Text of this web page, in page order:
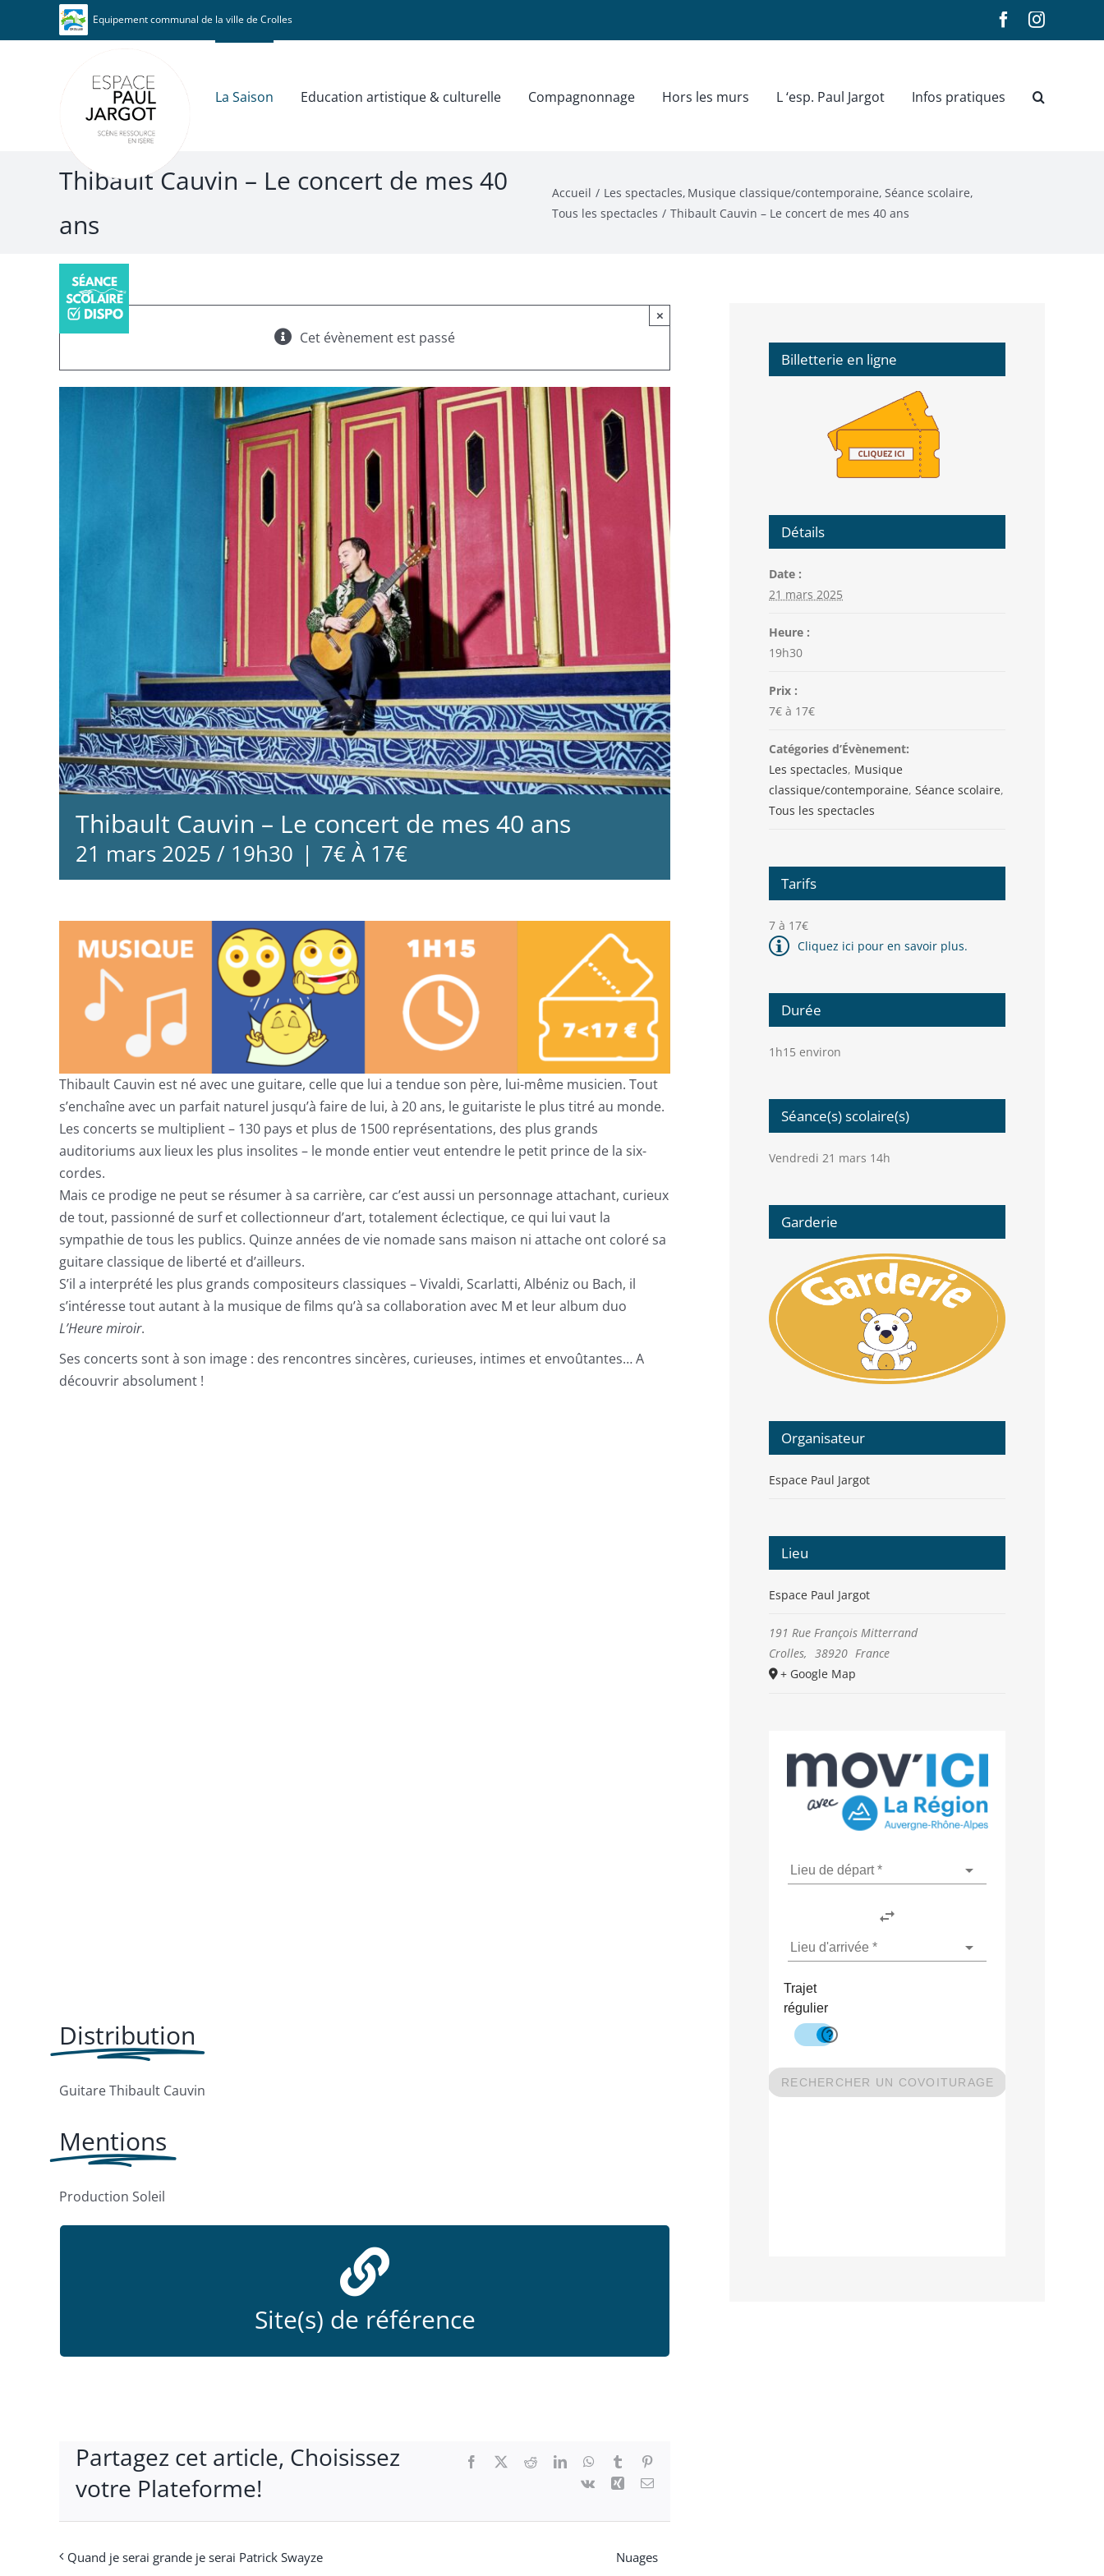
Equipement communal de la ville de Crolles Facebook
La Saison Education artistique & culturelle Compagnonnage Hors les murs L ‘esp. Paul Jargot Infos pratiques
Thibault Cauvin – Le concert de mes 40
ans
Accueil Les spectacles Musique classique/contemporaine Séance scolaire
Tous les spectacles
Thibault Cauvin – Le concert de mes 40 ans
Cet évènement est passé
×
Thibault Cauvin – Le concert de mes 40 ans
21 mars 2025 / 19h30 | 7€ À 17€
Thibault Cauvin est né avec une guitare, celle que lui a tendue son père, lui-même musicien. Tout
s’enchaîne avec un parfait naturel jusqu’à faire de lui, à 20 ans, le guitariste le plus titré au monde.
Les concerts se multiplient – 130 pays et plus de 1500 représentations, des plus grands
auditoriums aux lieux les plus insolites – le monde entier veut entendre le petit prince de la six-
cordes.
Mais ce prodige ne peut se résumer à sa carrière, car c’est aussi un personnage attachant, curieux
de tout, passionné de surf et collectionneur d’art, totalement éclectique, ce qui lui vaut la
sympathie de tous les publics. Quinze années de vie nomade sans maison ni attache ont coloré sa
guitare classique de liberté et d’ailleurs.
S’il a interprété les plus grands compositeurs classiques – Vivaldi, Scarlatti, Albéniz ou Bach, il
s’intéresse tout autant à la musique de films qu’à sa collaboration avec M et leur album duo
L’Heure miroir.
Ses concerts sont à son image : des rencontres sincères, curieuses, intimes et envoûtantes… A
découvrir absolument !
Distribution
Guitare Thibault Cauvin
Mentions
Production Soleil
Site(s) de référence
Le site officiel de l'artiste
Partagez cet article, Choisissez
votre Plateforme!
Facebook RedditLinkedInWhatsApp
Tumblr
Vk
Xing Email
Quand je serai grande je serai Patrick Swayze Nuages
Billetterie en ligne
Détails
Date :
21 mars 2025
Heure :
19h30
Prix :
7€ à 17€
Catégories d’Évènement:
Les spectacles, Musique
classique/contemporaine, Séance scolaire,
Tous les spectacles
Tarifs
7 à 17€
Cliquez ici pour en savoir plus.
Durée
1h15 environ
Séance(s) scolaire(s)
Vendredi 21 mars 14h
Garderie
Organisateur
Espace Paul Jargot
Lieu
Espace Paul Jargot
191 Rue François Mitterrand
Crolles, 38920 France
+ Google Map
Panneau de gestion des cookies